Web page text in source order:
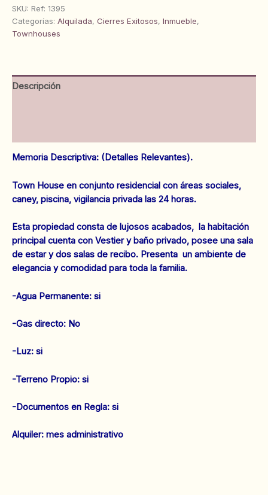
en
Urb.
Villas
Ref:
1395
SKU: Ref: 1395
Categorías: Alquilada, Cierres Exitosos, Inmueble,
Townhouses
Descripción
Memoria Descriptiva: (Detalles Relevantes).
Town House en conjunto residencial con áreas sociales,
caney, piscina, vigilancia privada las 24 horas.
Esta propiedad consta de lujosos acabados, la habitación
principal cuenta con Vestier y baño privado, posee una sala
de estar y dos salas de recibo. Presenta un ambiente de
elegancia y comodidad para toda la familia.
‌-Agua Permanente: si
‌-Gas directo: No
‌-Luz: si
‌-Terreno Propio: si
‌-Documentos en Regla: si
‌Alquiler: mes administrativo